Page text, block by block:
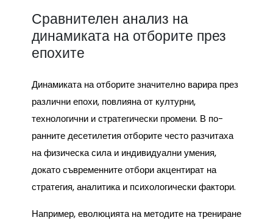
Сравнителен анализ на
динамиката на отборите през
епохите
Динамиката на отборите значително варира през
различни епохи, повлияна от културни,
технологични и стратегически промени. В по-
ранните десетилетия отборите често разчитаха
на физическа сила и индивидуални умения,
докато съвременните отбори акцентират на
стратегия, аналитика и психологически фактори.
Например, еволюцията на методите на трениране